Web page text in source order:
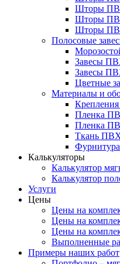
Шторы
Шторы
Шторы
Полосовые
Завесы
Завесы
Цветные
Материалы и
Пленка
Пленка
Ткань
Калькуляторы
Калькулятор
Калькулятор
Услуги
Цены
Цены на
Цены на
Цены на
Выполненные
Примеры наших работ